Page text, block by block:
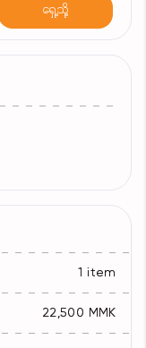
ရှေ့သို့
1 item
22,500 MMK